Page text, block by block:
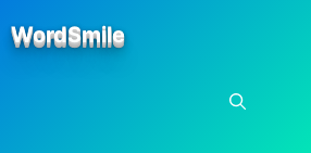
WordSmile